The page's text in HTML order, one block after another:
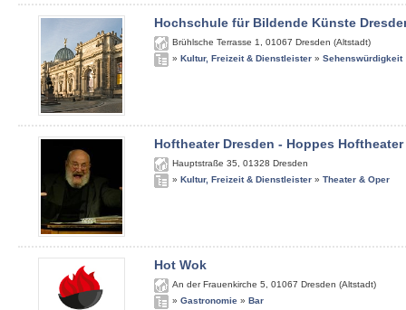
Hochschule für Bildende Künste
Brühlsche Terrasse 1 01067 Dresden (Altstadt)
» Kultur, Freizeit & Dienstleister » Sehenswürdigkeit
Hoftheater Dresden - Hoppes Hoftheater
Hauptstraße 35 01328 Dresden
» Kultur, Freizeit & Dienstleister » Theater & Oper
Hot Wok
An der Frauenkirche 5 01067 Dresden (Altstadt)
» Gastronomie » Bar